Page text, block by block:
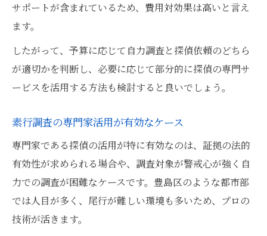
サポートが含まれているため、費用対効果は高いと言え
ます。
したがって、予算に応じて自力調査と探偵依頼のどちら
が適切かを判断し、必要に応じて部分的に探偵の専門サ
ービスを活用する方法も検討すると良いでしょう。
素行調査の専門家活用が有効なケース
専門家である探偵の活用が特に有効なのは、証拠の法的
有効性が求められる場合や、調査対象が警戒心が強く自
力での調査が困難なケースです。豊島区のような都市部
では人目が多く、尾行が難しい環境も多いため、プロの
技術が活きます。